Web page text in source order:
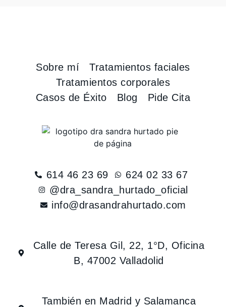
Sobre mí
Tratamientos faciales
Tratamientos corporales
Casos de Éxito
Blog Pide Cita
614 46 23 69
624 02 33 67
@dra_sandra_hurtado_oficial
info@drasandrahurtado.com
Calle de Teresa Gil, 22, 1°D, Oficina
B, 47002 Valladolid
También en Madrid y Salamanca